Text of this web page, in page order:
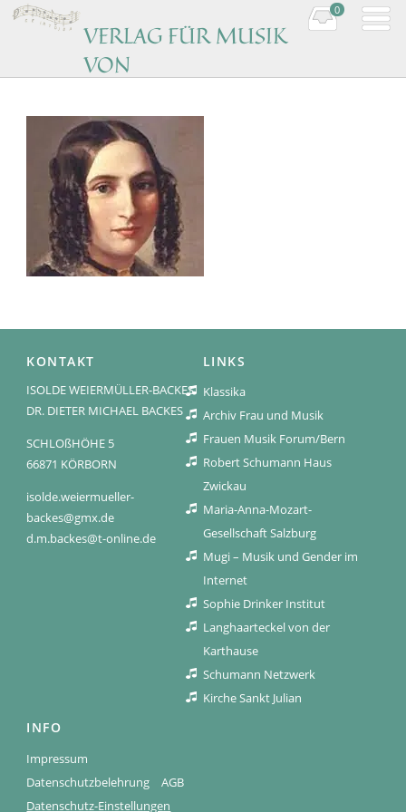
VERLAG FÜR MUSIK
VON
Music by women composers
0
KONTAKT
ISOLDE WEIERMÜLLER-BACKES
DR. DIETER MICHAEL BACKES
SCHLOßHÖHE 5
66871 KÖRBORN
isolde.weiermueller-
backes@gmx.de
d.m.backes@t-online.de
LINKS
Klassika
Archiv Frau und Musik
Frauen Musik Forum/Bern
Robert Schumann Haus
Zwickau
Maria-Anna-Mozart-
Gesellschaft Salzburg
Mugi – Musik und Gender im
Internet
Sophie Drinker Institut
Langhaarteckel von der
Karthause
Schumann Netzwerk
Kirche Sankt Julian
INFO
Impressum
Datenschutzbelehrung
AGB
Datenschutz-Einstellungen